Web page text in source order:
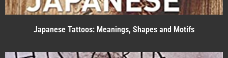
Japanese Tattoos: Meanings, Shapes and Motifs